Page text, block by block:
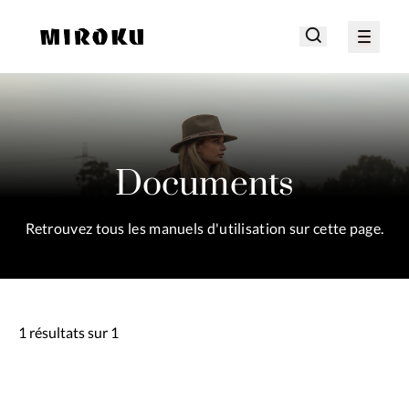
Documents
Retrouvez tous les manuels d'utilisation sur cette page.
1 résultats sur 1